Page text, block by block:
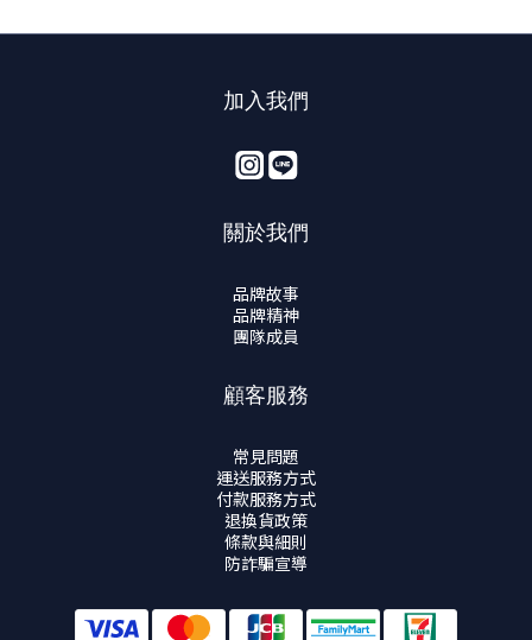
加入我們
關於我們
品牌故事
品牌精神
團隊成員
顧客服務
常見問題
運送服務方式
付款服務方式
退換貨政策
條款與細則
防詐騙宣導